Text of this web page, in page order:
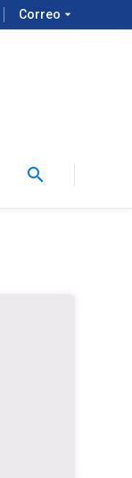
Correo arrow_drop_down
search